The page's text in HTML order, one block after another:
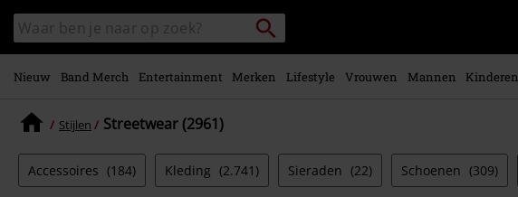
naar
hoofdinhoud
Zoek
in
catalogus
Packstation
zoeken
Nieuw Band Merch Entertainment Merken Lifestyle Vrouwen Mannen Kinderen
Stijlen Streetwear (2961)
Accessoires (184) Kleding (2.741) Sieraden (22) Schoenen (309)